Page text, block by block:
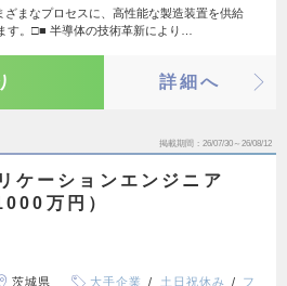
ざまなプロセスに、高性能な製造装置を供給
す。□■ 半導体の技術革新により…
詳細へ
掲載期間 26/07/30～26/08/12
ケーションエンジニア
万円）
茨城県 大手企業 土日祝休み
フ